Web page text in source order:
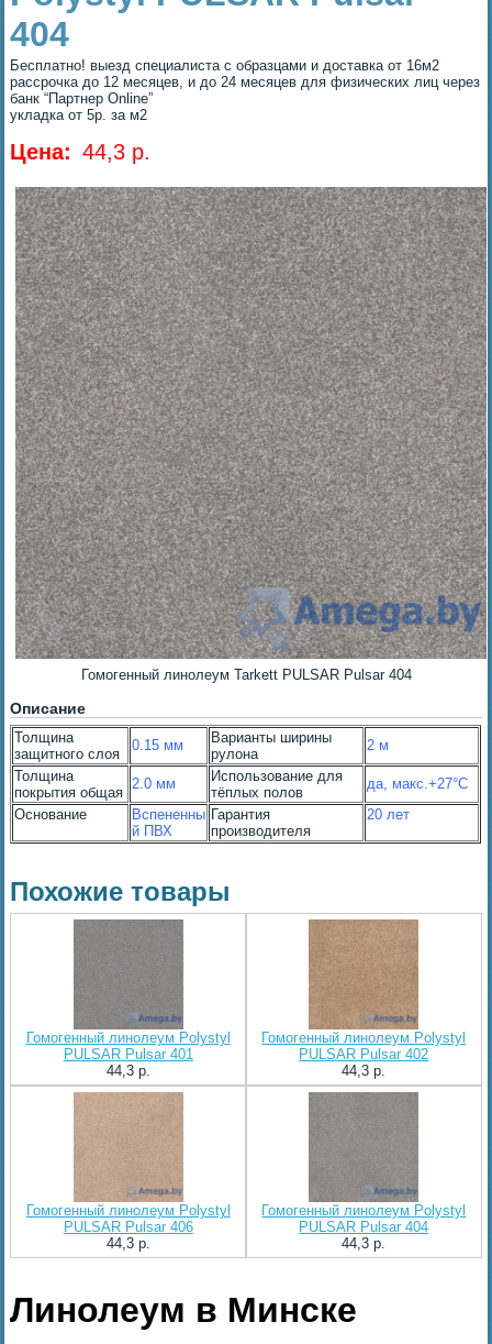
404
Бесплатно! выезд специалиста с образцами и доставка от 16м2
рассрочка до 12 месяцев, и до 24 месяцев для физических лиц через
банк “Партнер Online”
укладка от 5р. за м2
Цена: 44,3 p.
Гомогенный линолеум Tarkett PULSAR Pulsar 404
Описание
Толщина
защитного слоя
0.15 мм
Варианты ширины
рулона
2 м
Толщина
покрытия общая
2.0 мм
Использование для
тёплых полов
да, макс.+27°С
Основание
Вспененны
й ПВХ
Гарантия
производителя
20 лет
Похожие товары
Гомогенный линолеум Polystyl
PULSAR Pulsar 401
44,3 p.
Гомогенный линолеум Polystyl
PULSAR Pulsar 402
44,3 p.
Гомогенный линолеум Polystyl
PULSAR Pulsar 406
44,3 p.
Гомогенный линолеум Polystyl
PULSAR Pulsar 404
44,3 p.
Линолеум в Минске